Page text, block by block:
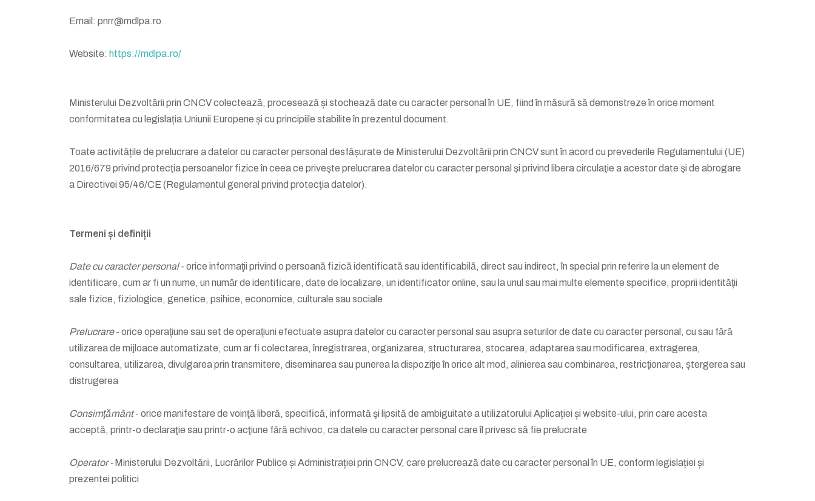
Email: pnrr@mdlpa.ro
Website: https://mdlpa.ro/
Ministerului Dezvoltării prin CNCV colectează, procesează și stochează date cu caracter personal în UE, fiind în măsură să demonstreze în orice moment
conformitatea cu legislația Uniunii Europene și cu principiile stabilite în prezentul document.
Toate activitățile de prelucrare a datelor cu caracter personal desfășurate de Ministerului Dezvoltării prin CNCV sunt în acord cu prevederile Regulamentului (UE)
2016/679 privind protecţia persoanelor fizice în ceea ce priveşte prelucrarea datelor cu caracter personal şi privind libera circulaţie a acestor date şi de abrogare
a Directivei 95/46/CE (Regulamentul general privind protecţia datelor).
Termeni și definiții
Date cu caracter personal- orice informaţii privind o persoană fizică identificată sau identificabilă, direct sau indirect, în special prin referire la un element de
identificare, cum ar fi un nume, un număr de identificare, date de localizare, un identificator online, sau la unul sau mai multe elemente specifice, proprii identităţii
sale fizice, fiziologice, genetice, psihice, economice, culturale sau sociale
Prelucrare- orice operaţiune sau set de operaţiuni efectuate asupra datelor cu caracter personal sau asupra seturilor de date cu caracter personal, cu sau fără
utilizarea de mijloace automatizate, cum ar fi colectarea, înregistrarea, organizarea, structurarea, stocarea, adaptarea sau modificarea, extragerea,
consultarea, utilizarea, divulgarea prin transmitere, diseminarea sau punerea la dispoziţie în orice alt mod, alinierea sau combinarea, restricţionarea, ştergerea sau
distrugerea
Consimţământ- orice manifestare de voinţă liberă, specifică, informată şi lipsită de ambiguitate a utilizatorului Aplicației și website-ului, prin care acesta
acceptă, printr-o declaraţie sau printr-o acţiune fără echivoc, ca datele cu caracter personal care îl privesc să fie prelucrate
Operator -Ministerului Dezvoltării, Lucrărilor Publice și Administrației prin CNCV, care prelucrează date cu caracter personal în UE, conform legislației și
prezentei politici